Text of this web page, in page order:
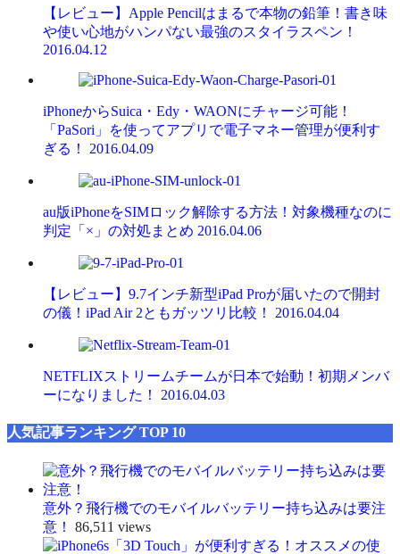
【レビュー】Apple Pencilはまるで本物の鉛筆！書き味
や使い心地がハンパない最強のスタイラスペン！
2016.04.12
iPhoneからSuica・Edy・WAONにチャージ可能！
「PaSori」を使ってアプリで電子マネー管理が便利す
ぎる！ 2016.04.09
au版iPhoneをSIMロック解除する方法！対象機種なのに
判定「×」の対処まとめ 2016.04.06
【レビュー】9.7インチ新型iPad Proが届いたので開封
の儀！iPad Air 2ともガッツリ比較！ 2016.04.04
NETFLIXストリームチームが日本で始動！初期メンバ
ーになりました！ 2016.04.03
人気記事ランキング TOP 10
意外？飛行機でのモバイルバッテリー持ち込みは要注
意！
86,511 views